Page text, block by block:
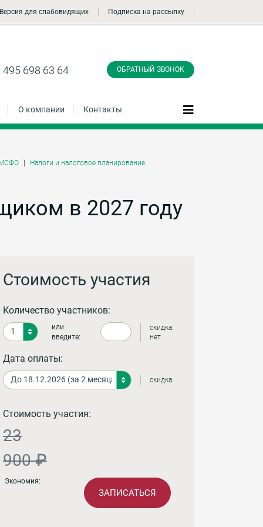
Версия для слабовидящих Подписка на рассылку
495 698 63 64 ОБРАТНЫЙ ЗВОНОК
О компании Контакты
МСФО Налоги и налоговое планирование
в 2027 году
Стоимость участия
Количество участников:
или
введите:
скидка:
нет
Дата оплаты:
скидка:
Стоимость участия:
23
900 ₽
Экономия:
ЗАПИСАТЬСЯ
звонок
Даю согласие на обработку персональных